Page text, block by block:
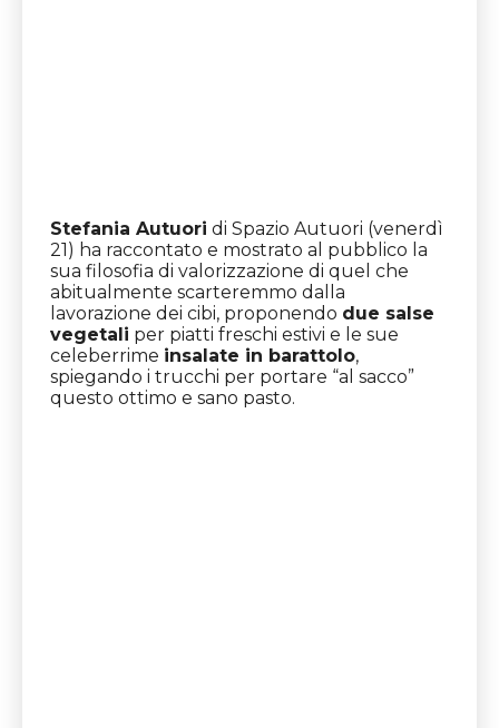
Stefania Autuori di Spazio Autuori (venerdì
21) ha raccontato e mostrato al pubblico la
sua filosofia di valorizzazione di quel che
abitualmente scarteremmo dalla
lavorazione dei cibi, proponendo due salse
vegetali per piatti freschi estivi e le sue
celeberrime insalate in barattolo,
spiegando i trucchi per portare “al sacco”
questo ottimo e sano pasto.